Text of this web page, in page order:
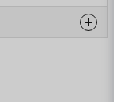
började släppas
Games och
och släpptes